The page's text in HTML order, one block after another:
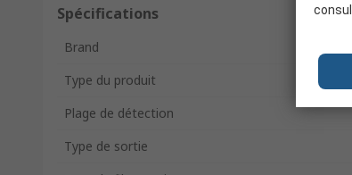
Spécifications
Brand
Type du produit
Plage de détection
Type de sortie